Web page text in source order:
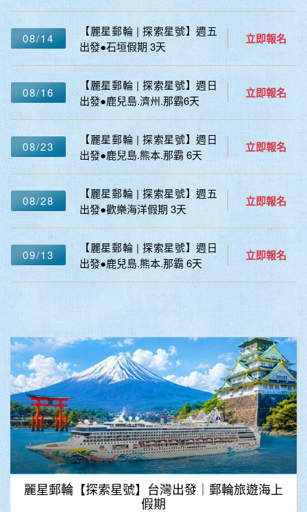
【麗星郵輪 | 探索星號】週五
出發●石垣假期 3天
08/14 立即報名
【麗星郵輪 | 探索星號】週日
出發●鹿兒島.濟州.那霸6天
08/16 立即報名
【麗星郵輪 | 探索星號】週日
出發●鹿兒島.熊本.那霸 6天
08/23 立即報名
【麗星郵輪 | 探索星號】週五
出發●歡樂海洋假期 3天
08/28 立即報名
【麗星郵輪 | 探索星號】週日
出發●鹿兒島.熊本.那霸 6天
09/13 立即報名
麗星郵輪【探索星號】台灣出發｜郵輪旅遊海上
假期